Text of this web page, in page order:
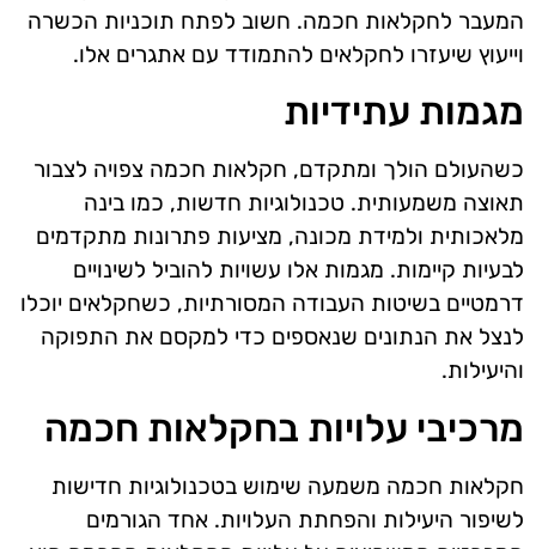
המעבר לחקלאות חכמה. חשוב לפתח תוכניות הכשרה
וייעוץ שיעזרו לחקלאים להתמודד עם אתגרים אלו.
מגמות עתידיות
כשהעולם הולך ומתקדם, חקלאות חכמה צפויה לצבור
תאוצה משמעותית. טכנולוגיות חדשות, כמו בינה
מלאכותית ולמידת מכונה, מציעות פתרונות מתקדמים
לבעיות קיימות. מגמות אלו עשויות להוביל לשינויים
דרמטיים בשיטות העבודה המסורתיות, כשחקלאים יוכלו
לנצל את הנתונים שנאספים כדי למקסם את התפוקה
והיעילות.
מרכיבי עלויות בחקלאות חכמה
חקלאות חכמה משמעה שימוש בטכנולוגיות חדישות
לשיפור היעילות והפחתת העלויות. אחד הגורמים